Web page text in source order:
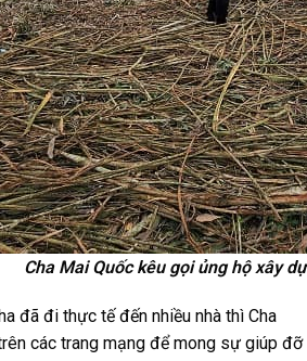
Cha Mai Quốc kêu gọi ủng hộ xây
đã đi thực tế đến nhiều nhà thì Cha
các trang mạng để mong sự giúp đỡ